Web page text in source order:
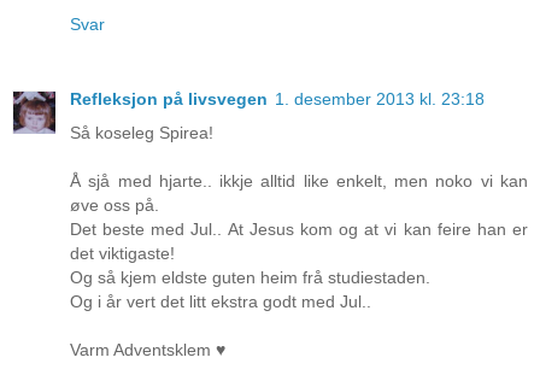
Svar
Refleksjon på livsvegen 1. desember 2013 kl. 23:18
Så koseleg Spirea!
Å sjå med hjarte.. ikkje alltid like enkelt, men noko vi kan
øve oss på.
Det beste med Jul.. At Jesus kom og at vi kan feire han er
det viktigaste!
Og så kjem eldste guten heim frå studiestaden.
Og i år vert det litt ekstra godt med Jul..
Varm Adventsklem ♥